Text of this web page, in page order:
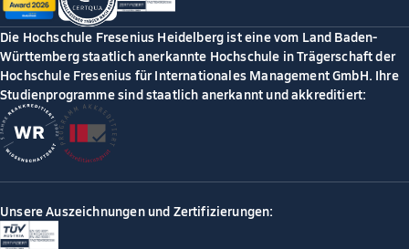
Die Hochschule Fresenius Heidelberg ist eine vom Land Baden-
Württemberg staatlich anerkannte Hochschule in Trägerschaft der
Hochschule Fresenius für Internationales Management GmbH. Ihre
Studienprogramme sind staatlich anerkannt und akkreditiert:
Unsere Auszeichnungen und Zertifizierungen: